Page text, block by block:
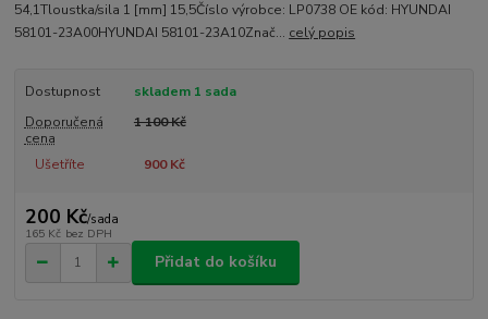
54,1Tloustka/sila 1 [mm] 15,5Číslo výrobce: LP0738 OE kód: HYUNDAI
58101-23A00HYUNDAI 58101-23A10Znač... celý popis
Dostupnost
skladem 1 sada
Doporučená
cena
1 100 Kč
Ušetříte 900 Kč
200 Kč/sada
165 Kč bez DPH
Přidat do košíku